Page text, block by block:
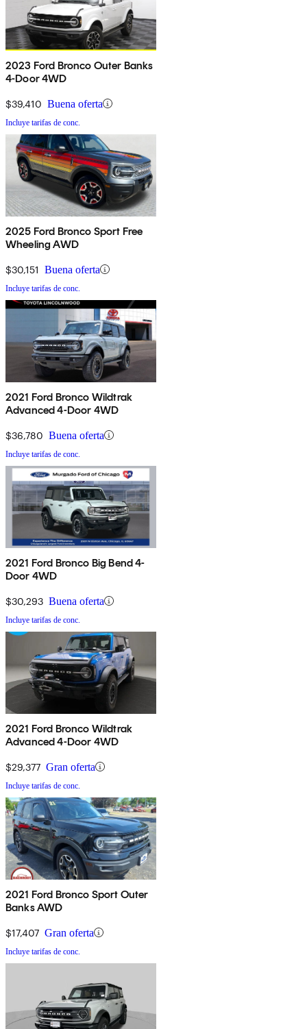
2023 Ford Bronco Outer Banks
4-Door 4WD
$39,410 Buena oferta
Incluye tarifas de conc.
2025 Ford Bronco Sport Free
Wheeling AWD
$30,151 Buena oferta
Incluye tarifas de conc.
2021 Ford Bronco Wildtrak
Advanced 4-Door 4WD
$36,780 Buena oferta
Incluye tarifas de conc.
2021 Ford Bronco Big Bend 4-
Door 4WD
$30,293 Buena oferta
Incluye tarifas de conc.
2021 Ford Bronco Wildtrak
Advanced 4-Door 4WD
$29,377 Gran oferta
Incluye tarifas de conc.
2021 Ford Bronco Sport Outer
Banks AWD
$17,407 Gran oferta
Incluye tarifas de conc.